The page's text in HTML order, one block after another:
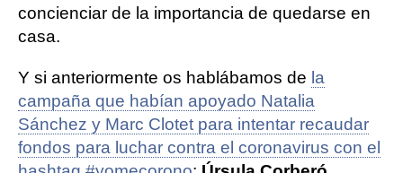
concienciar de la importancia de quedarse en
casa.
Y si anteriormente os hablábamos de la
campaña que habían apoyado Natalia
Sánchez y Marc Clotet para intentar recaudar
fondos para luchar contra el coronavirus con el